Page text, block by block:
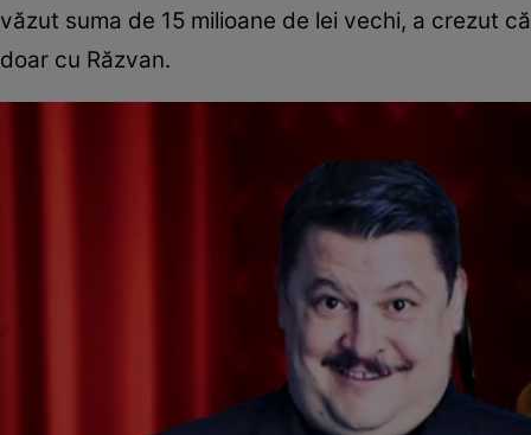
văzut suma de 15 milioane de lei vechi, a crezut
doar cu Răzvan.